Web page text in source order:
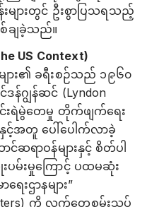
ျားတွင် ဦးစွာပြသရသည့်
ချခဲ့သည်။
US Context)
ျား၏ ခရီးစဉ်သည် ၁၉၆၀
န်ဂျွန်ဆင် (Lyndon
းရဲမွဲတေမှု တိုက်ဖျက်ရေး
နှင့်အတူ ပေါ်ပေါက်လာခဲ့
ရာဝန်များနှင့် စိတ်ပါ
ပမ်းမှုကြောင့် ပထမဆုံး
းဌာနများ”
ကို လက်တွေ့စမ်းသပ်